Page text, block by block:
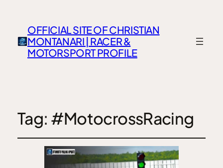
OFFICIAL SITE OF CHRISTIAN
MONTANARI | RACER &
MOTORSPORT PROFILE
Tag: #MotocrossRacing